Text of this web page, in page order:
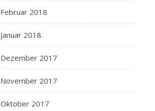
Februar 2018
Januar 2018
Dezember 2017
November 2017
Oktober 2017